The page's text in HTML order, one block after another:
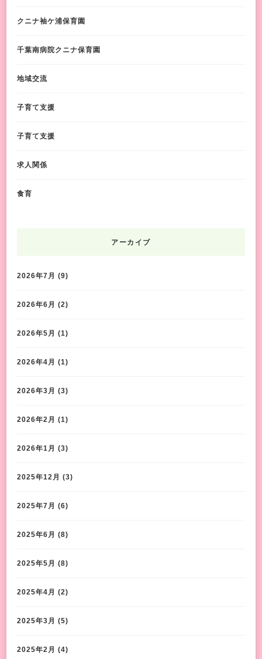
クニナ袖ケ浦保育園
千葉南病院クニナ保育園
地域交流
子育て支援
子育て支援
求人関係
食育
アーカイブ
2026年7月 (9)
2026年6月 (2)
2026年5月 (1)
2026年4月 (1)
2026年3月 (3)
2026年2月 (1)
2026年1月 (3)
2025年12月 (3)
2025年7月 (6)
2025年6月 (8)
2025年5月 (8)
2025年4月 (2)
2025年3月 (5)
2025年2月 (4)